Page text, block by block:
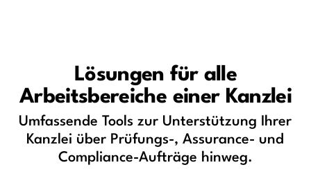
Lösungen für alle
Arbeitsbereiche einer Kanzlei
Umfassende Tools zur Unterstützung Ihrer
Kanzlei über Prüfungs-, Assurance- und
Compliance-Aufträge hinweg.